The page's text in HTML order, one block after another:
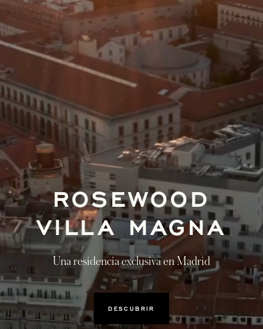
ROSEWOOD
VILLA MAGNA
Una residencia exclusiva en Madrid
DESCUBRIR